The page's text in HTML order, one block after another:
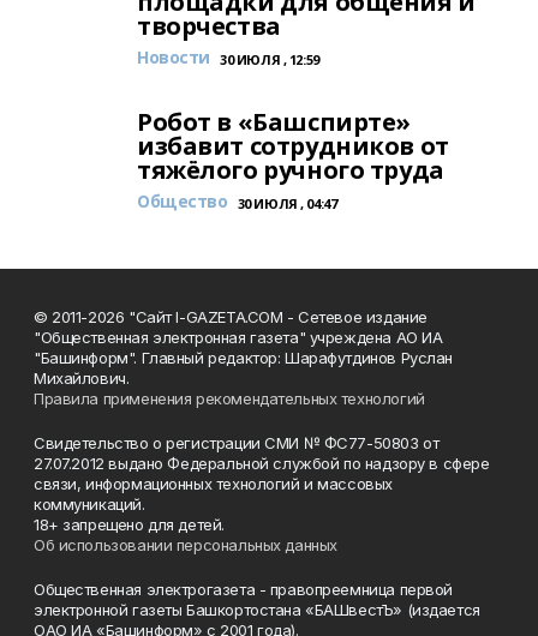
творчества
Новости 30 ИЮЛЯ , 12:59
Робот в «Башспирте»
избавит сотрудников от
тяжёлого ручного труда
Общество 30 ИЮЛЯ , 04:47
© 2011-2026 "Сайт I-GAZETA.COM - Сетевое издание
"Общественная электронная газета" учреждена АО ИА
"Башинформ". Главный редактор: Шарафутдинов Руслан
Михайлович.
Правила применения рекомендательных технологий
Свидетельство о регистрации СМИ № ФС77-50803 от
27.07.2012 выдано Федеральной службой по надзору в сфере
связи, информационных технологий и массовых
коммуникаций.
18+ запрещено для детей.
Об использовании персональных данных
Общественная электрогазета - правопреемница первой
электронной газеты Башкортостана «БАШвестЪ» (издается
ОАО ИА «Башинформ» с 2001 года).